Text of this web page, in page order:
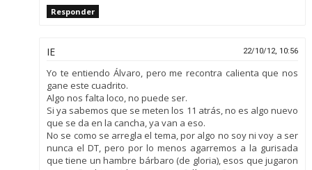
Responder
IE 22/10/12, 10:56
Yo te entiendo Álvaro, pero me recontra calienta que nos
gane este cuadrito.
Algo nos falta loco, no puede ser.
Si ya sabemos que se meten los 11 atrás, no es algo nuevo
que se da en la cancha, ya van a eso.
No se como se arregla el tema, por algo no soy ni voy a ser
nunca el DT, pero por lo menos agarremos a la gurisada
que tiene un hambre bárbaro (de gloria), esos que jugaron